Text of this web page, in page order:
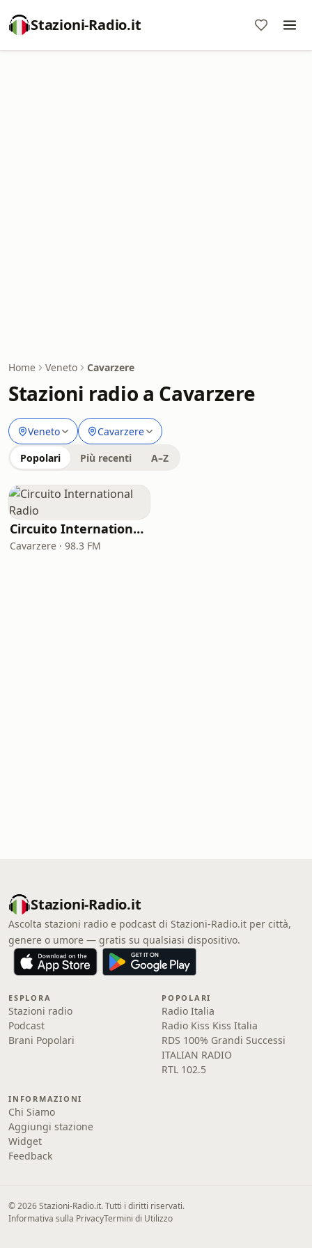
Stazioni-Radio.it
Home Veneto Cavarzere
Stazioni radio a Cavarzere
Veneto Cavarzere
Popolari Più recenti A–Z
Circuito International Radio
Cavarzere · 98.3 FM
Stazioni-Radio.it
Ascolta stazioni radio e podcast di Stazioni-Radio.it per città,
genere o umore — gratis su qualsiasi dispositivo.
ESPLORA
Stazioni radio
Podcast
Brani Popolari
POPOLARI
Radio Italia
Radio Kiss Kiss Italia
RDS 100% Grandi Successi
ITALIAN RADIO
RTL 102.5
INFORMAZIONI
Chi Siamo
Aggiungi stazione
Widget
Feedback
© 2026 Stazioni-Radio.it. Tutti i diritti riservati.
Informativa sulla PrivacyTermini di Utilizzo